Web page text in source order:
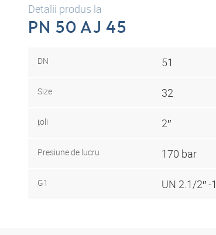
Detalii produs la
PN 50 AJ 45
DN 51
Size 32
țoli 2″
Presiune de lucru 170 bar
G1 UN 2.1/2″ -